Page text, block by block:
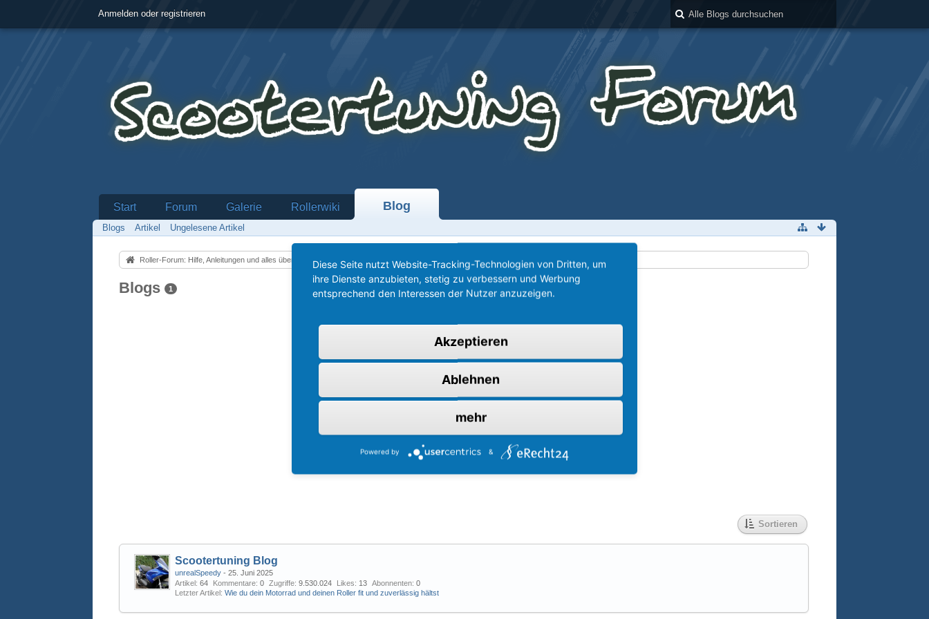
Anmelden oder registrieren
Start Forum Galerie Rollerwiki Blog
Blogs Artikel Ungelesene Artikel
Roller-Forum: Hilfe, Anleitungen und alles über Motorroller Blog
Blogs 1
Sortieren
Scootertuning Blog
unrealSpeedy -25. Juni 2025
Artikel 64 Kommentare 0 Zugriffe 9.530.024 Likes 13 Abonnenten 0
Letzter Artikel Wie du dein Motorrad und deinen Roller fit und zuverlässig hältst
Diese Seite nutzt Website-Tracking-Technologien von Dritten, um
ihre Dienste anzubieten, stetig zu verbessern und Werbung
entsprechend den Interessen der Nutzer anzuzeigen.
Akzeptieren
Ablehnen
mehr
Powered by &